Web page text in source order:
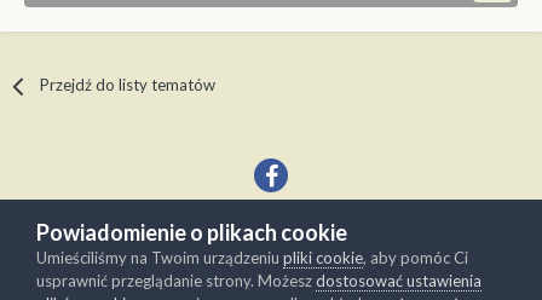
Przejdź do listy tematów
Język Kontakt
Copyright © Modelwork.pl
Powered by Invision Community
Powiadomienie o plikach cookie
Umieściliśmy na Twoim urządzeniu pliki cookie, aby pomóc Ci
usprawnić przeglądanie strony. Możeszdostosować ustawienia